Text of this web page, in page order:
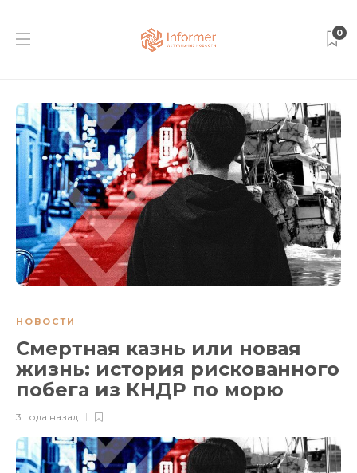
0
НОВОСТИ
Смертная казнь или новая
жизнь: история рискованного
побега из КНДР по морю
3 года назад